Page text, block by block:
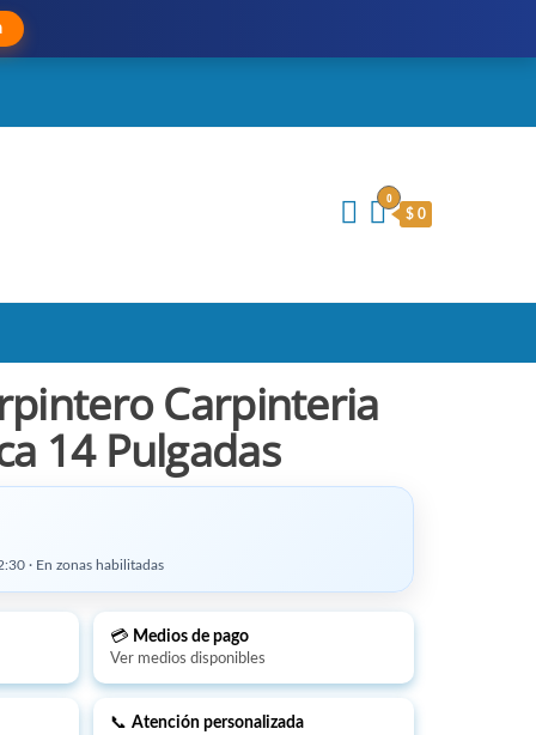
0
$ 0
Carpinteria
14 Pulgadas
· En zonas habilitadas
💳 Medios de pago
Ver medios disponibles
📞Atención personalizada